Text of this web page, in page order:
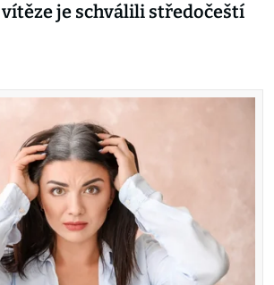
vítěze je schválili středočeští